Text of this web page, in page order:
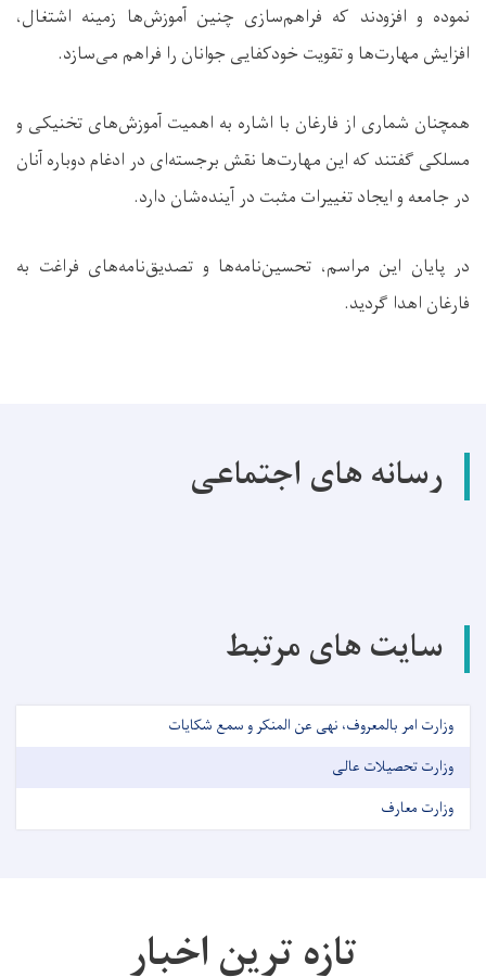
نموده و افزودند که فراهم‌سازی چنین آموزش‌ها زمینه اشتغال،
افزایش مهارت‌ها و تقویت خودکفایی جوانان را فراهم می‌سازد.
همچنان شماری از فارغان با اشاره به اهمیت آموزش‌های تخنیکی و
مسلکی گفتند که این مهارت‌ها نقش برجسته‌ای در ادغام دوباره آنان
در جامعه و ایجاد تغییرات مثبت در آینده‌شان دارد.
در پایان این مراسم، تحسین‌نامه‌ها و تصدیق‌نامه‌های فراغت به
فارغان اهدا گردید.
رسانه های اجتماعی
سایت های مرتبط
وزارت امر بالمعروف، نهی عن المنکر و سمع شکایات
وزارت تحصیلات عالی
وزارت معارف
تازه ترین اخبار